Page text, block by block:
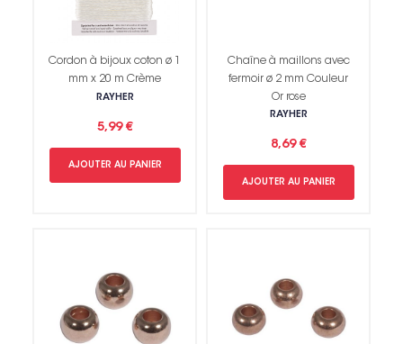
Cordon à bijoux coton ø 1
mm x 20 m Crème
RAYHER
5,99 €
AJOUTER AU PANIER
Chaîne à maillons avec
fermoir ø 2 mm Couleur
Or rose
RAYHER
8,69 €
AJOUTER AU PANIER